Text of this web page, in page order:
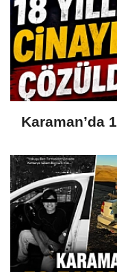
Karaman’da